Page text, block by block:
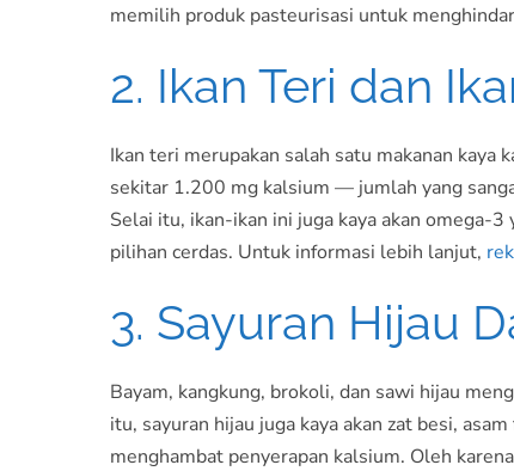
memilih produk pasteurisasi untuk
2. Ikan Teri dan
Ikan teri merupakan salah satu makanan
sekitar 1.200 mg kalsium — jumlah yang
Selai itu, ikan-ikan ini juga kaya akan omega-
pilihan cerdas. Untuk informasi lebih lanjut,
3. Sayuran Hijau
Bayam, kangkung, brokoli, dan sawi hijau
itu, sayuran hijau juga kaya akan zat besi,
menghambat penyerapan kalsium. Oleh